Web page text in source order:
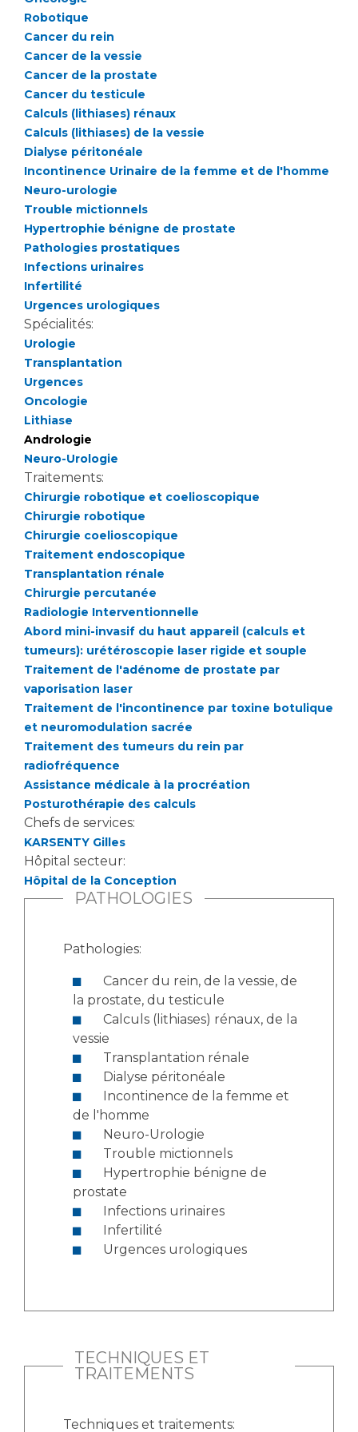
Qualité
Nos indicateurs qualité et de sécurité des soins
Protection des données
Sécurité
Les recherches en santé à l’AP-HM
Lieu de santé sans tabac
Liste des marchés conclus
Documents utiles
Robotique
Cancer du rein
Cancer de la vessie
Cancer de la prostate
Cancer du testicule
Calculs (lithiases) rénaux
Calculs (lithiases) de la vessie
Dialyse péritonéale
Incontinence Urinaire de la femme et de l'homme
Neuro-urologie
Trouble mictionnels
Hypertrophie bénigne de prostate
Pathologies prostatiques
Infections urinaires
Infertilité
Urgences urologiques
Spécialités:
Urologie
Transplantation
Urgences
Oncologie
Lithiase
Andrologie
Neuro-Urologie
Traitements:
Chirurgie robotique et coelioscopique
Chirurgie robotique
Chirurgie coelioscopique
Traitement endoscopique
Transplantation rénale
Chirurgie percutanée
Radiologie Interventionnelle
Abord mini-invasif du haut appareil (calculs et
tumeurs): urétéroscopie laser rigide et souple
Traitement de l'adénome de prostate par
vaporisation laser
Traitement de l'incontinence par toxine botulique
et neuromodulation sacrée
Traitement des tumeurs du rein par
radiofréquence
Assistance médicale à la procréation
Posturothérapie des calculs
Chefs de services:
KARSENTY Gilles
Hôpital secteur:
Hôpital de la Conception
PATHOLOGIES
Pathologies:
la prostate, du testicule
vessie
Transplantation rénale
Dialyse péritonéale
de l'homme
Neuro-Urologie
Trouble mictionnels
prostate
Infections urinaires
Infertilité
Urgences urologiques
TECHNIQUES ET
TRAITEMENTS
Techniques et traitements: